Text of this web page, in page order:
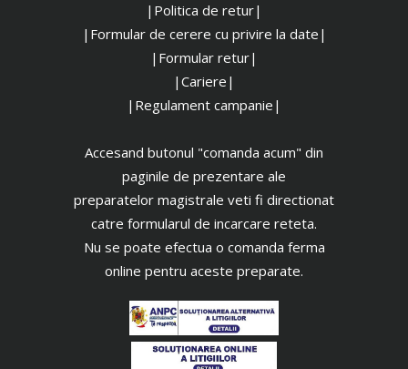
|Politica de retur|
|Formular de cerere cu privire la date|
|Formular retur|
|Cariere|
|Regulament campanie|
Accesand butonul "comanda acum" din
paginile de prezentare ale
preparatelor magistrale veti fi directionat
catre formularul de incarcare reteta.
Nu se poate efectua o comanda ferma
online pentru aceste preparate.